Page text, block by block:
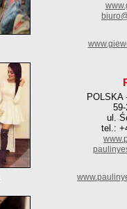
POLSKA
ul.
tel.: